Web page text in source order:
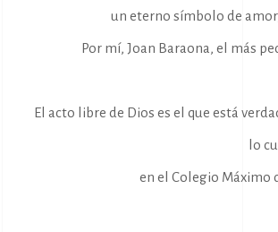
un eterno símbolo de
Por mí, Joan Baraona, el más
El acto libre de Dios es el que está
lo
en el Colegio Máximo